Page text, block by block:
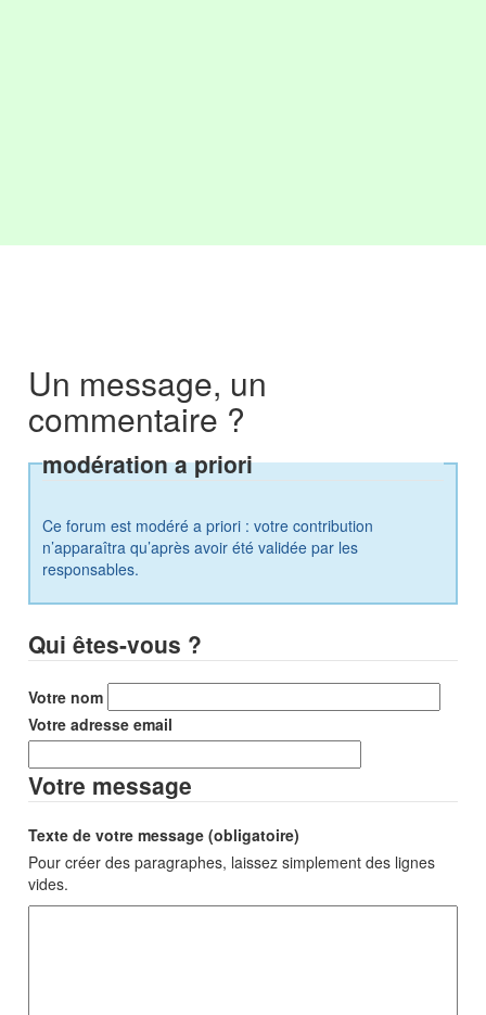
Un message, un
commentaire ?
modération a priori
Ce forum est modéré a priori : votre contribution
n’apparaîtra qu’après avoir été validée par les
responsables.
Qui êtes-vous ?
Votre nom
Votre adresse email
Votre message
Texte de votre message (obligatoire)
Pour créer des paragraphes, laissez simplement des lignes
vides.